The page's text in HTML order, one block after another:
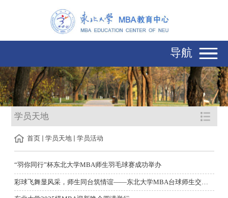
导航
学员天地
首页 学员天地 学员活动
“羽你同行”杯东北大学MBA师生羽毛球赛成功举办
彩球飞舞显风采，师生同台筑情谊——东北大学MBA台球师生交流赛圆...